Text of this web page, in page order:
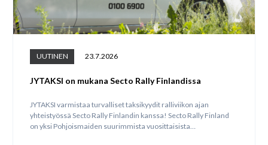
UUTINEN 23.7.2026
JYTAKSI on mukana Secto Rally Finlandissa
JYTAKSI varmistaa turvalliset taksikyydit ralliviikon ajan
yhteistyössä Secto Rally Finlandin kanssa! Secto Rally Finland
on yksi Pohjoismaiden suurimmista vuosittaisista…